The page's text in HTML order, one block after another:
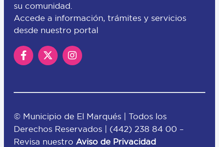
su comunidad.
Accede a información, trámites y servicios
desde nuestro portal
© Municipio de El Marqués | Todos los
Derechos Reservados | (442) 238 84 00 –
Revisa nuestro Aviso de Privacidad